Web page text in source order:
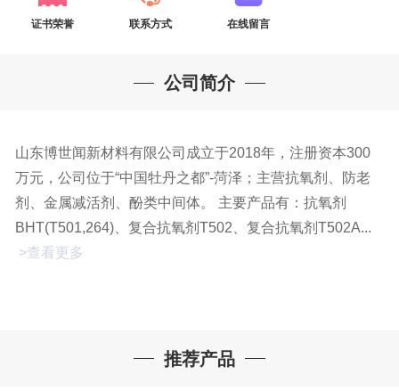
证书荣誉 联系方式 在线留言
公司简介
山东博世闻新材料有限公司成立于2018年，注册资本300
万元，公司位于“中国牡丹之都”-菏泽；主营抗氧剂、防老
剂、金属减活剂、酚类中间体。 主要产品有：抗氧剂
BHT(T501,264)、复合抗氧剂T502、复合抗氧剂T502A...
>查看更多
推荐产品